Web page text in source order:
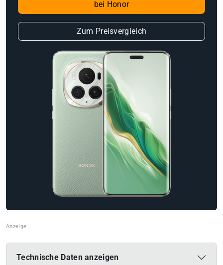
bei Honor
Zum Preisvergleich
Technische Daten anzeigen